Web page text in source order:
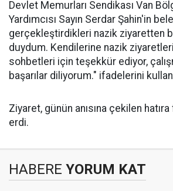
Devlet Memurları Sendikası Van
Yardımcısı Sayın Serdar Şahin'in
gerçekleştirdikleri nazik ziyaretten
duydum. Kendilerine nazik
sohbetleri için teşekkür ediyor,
başarılar diliyorum." ifadelerini
Ziyaret, günün anısına çekilen
erdi.
HABERE YORUM KAT